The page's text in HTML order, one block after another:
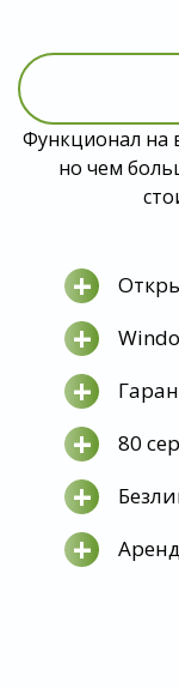
Функционал на
но чем
+
+
+
+ 80
+
+